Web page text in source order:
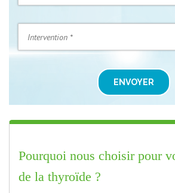
ENVOYER
Pourquoi nous choisir pour
de la thyroïde ?